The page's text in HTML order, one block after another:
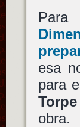
Para
esa
para
Torpe
obra.